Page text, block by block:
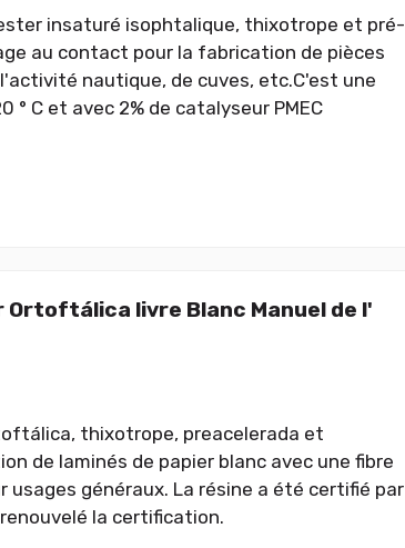
insaturé isophtalique, thixotrope et pré-
au contact pour la fabrication de pièces
nautique, de cuves, etc.C'est une
C et avec 2% de catalyseur PMEC
Ortoftálica livre Blanc Manuel de l'
thixotrope, preacelerada et
de laminés de papier blanc avec une fibre
généraux. La résine a été certifié par
la certification.